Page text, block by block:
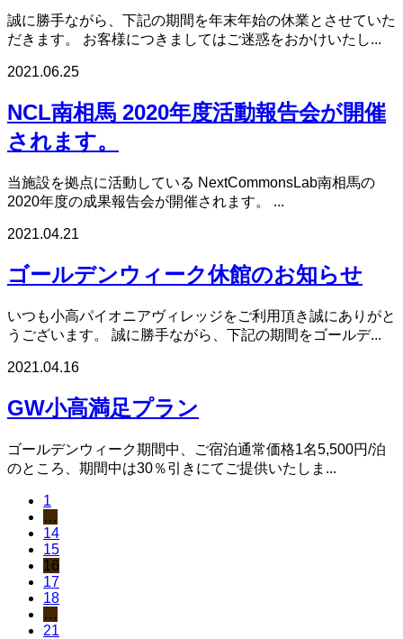
誠に勝手ながら、下記の期間を年末年始の休業とさせていた
だきます。 お客様につきましてはご迷惑をおかけいたし...
2021.06.25
NCL南相馬 2020年度活動報告会が開催
されます。
当施設を拠点に活動している NextCommonsLab南相馬の
2020年度の成果報告会が開催されます。 ...
2021.04.21
ゴールデンウィーク休館のお知らせ
いつも小高パイオニアヴィレッジをご利用頂き誠にありがと
うございます。 誠に勝手ながら、下記の期間をゴールデ...
2021.04.16
GW小高満足プラン
ゴールデンウィーク期間中、ご宿泊通常価格1名5,500円/泊
のところ、期間中は30％引きにてご提供いたしま...
1
…
14
15
16
17
18
…
21